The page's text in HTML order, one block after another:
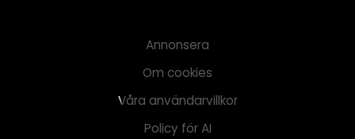
Annonsera
Om cookies
Våra användarvillkor
Policy för AI